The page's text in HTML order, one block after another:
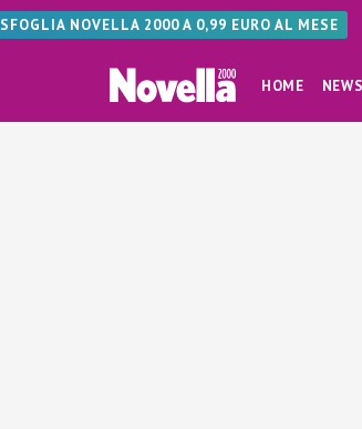
SFOGLIA NOVELLA 2000 A 0,99 EURO AL MESE
HOME NEWS